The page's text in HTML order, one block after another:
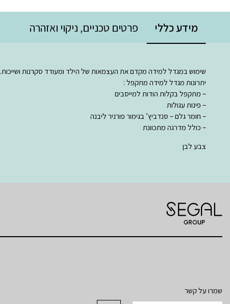
מידע כללי פרטים טכניים, ניקוי ואזהרה
שימוש במגדל למידה מקדם את העצמאות של הילד ומעודד סקרנות ושייכות.
יתרונות מגדל למידה מתקפל :
– מתקפל בקלות הודות למייסבים
– פינות עגולות
– חומר גלם – סנדביץ’ בגימור פורניר ליבנה
– כולל מדרגה מתכוונת
צבע לבן
שמרו על קשר